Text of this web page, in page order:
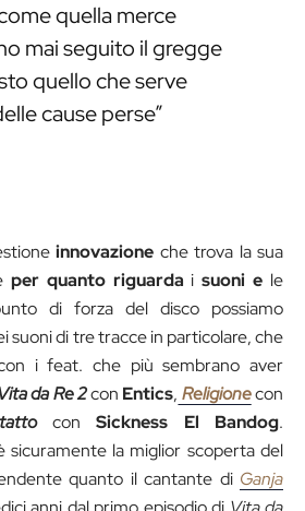
quella merce
mai seguito il gregge
quello che serve
cause perse”
innovazione che trova la sua
per quanto riguarda isuoni e le
di forza del disco possiamo
suoni di tre tracce in particolare, che
i feat. che più sembrano aver
da Re 2con Entics, Religionecon
conSickness El Bandog.
sicuramente la miglior scoperta del
quanto il cantante di Ganja